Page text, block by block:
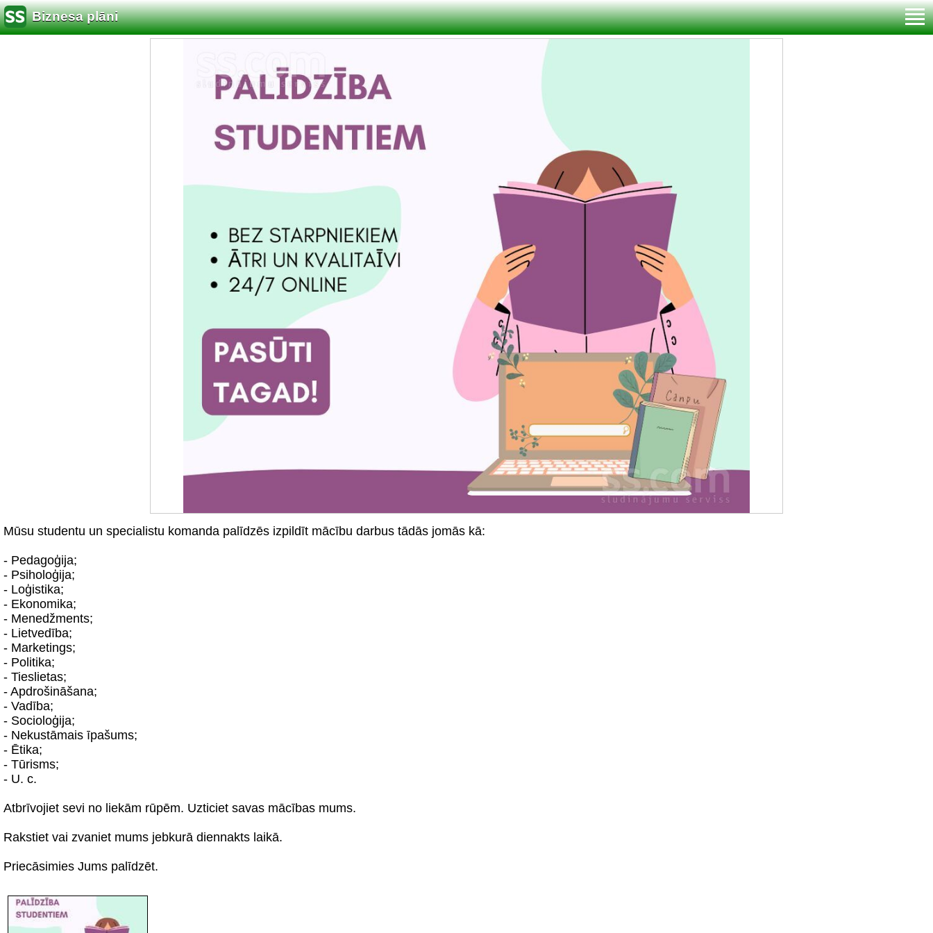
Biznesa plāni
Mūsu studentu un specialistu komanda palīdzēs izpildīt mācību darbus tādās jomās kā:
- Pedagoģija;
- Psiholoģija;
- Loģistika;
- Ekonomika;
- Menedžments;
- Lietvedība;
- Marketings;
- Politika;
- Tieslietas;
- Apdrošināšana;
- Vadība;
- Socioloģija;
- Nekustāmais īpašums;
- Ētika;
- Tūrisms;
- U. c.
Atbrīvojiet sevi no liekām rūpēm. Uzticiet savas mācības mums.
Rakstiet vai zvaniet mums jebkurā diennakts laikā.
Priecāsimies Jums palīdzēt.